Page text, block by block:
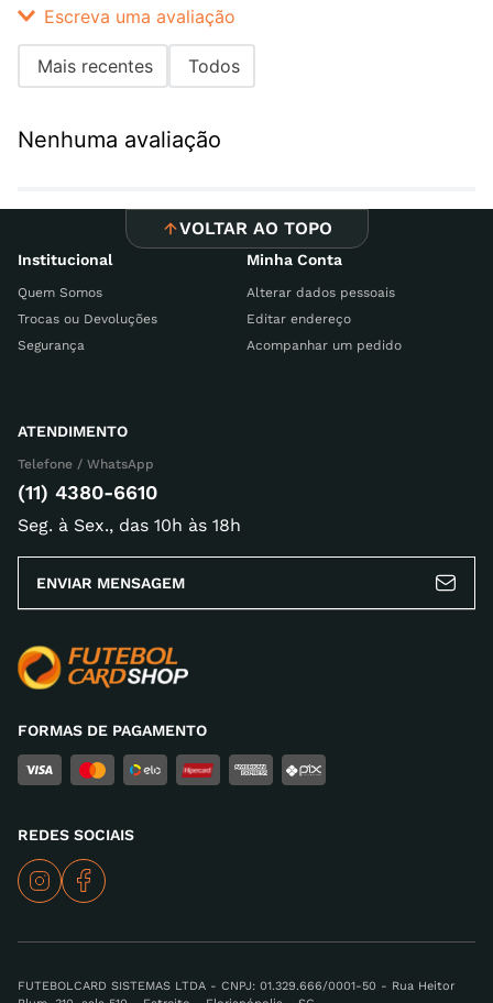
Escreva uma avaliação
Título
Avalie o produto de 1 a 5 estrelas
Seu nome
Escreva uma avaliação
Mais recentes Todos
Nenhuma avaliação
VOLTAR AO TOPO
Institucional
Quem Somos
Trocas ou Devoluções
Segurança
Minha Conta
Alterar dados pessoais
Editar endereço
Acompanhar um pedido
ATENDIMENTO
Telefone / WhatsApp
(11) 4380-6610
Seg. à Sex., das 10h às 18h
ENVIAR MENSAGEM
FORMAS DE PAGAMENTO
REDES SOCIAIS
FUTEBOLCARD SISTEMAS LTDA - CNPJ: 01.329.666/0001-50 - Rua Heitor